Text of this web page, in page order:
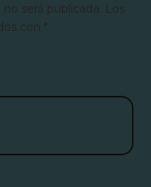
será publicada.
Los
con *